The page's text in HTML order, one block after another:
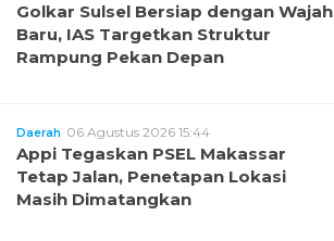
Golkar Sulsel Bersiap dengan Wajah
Baru, IAS Targetkan Struktur
Rampung Pekan Depan
Daerah 06 Agustus 2026 15:44
Appi Tegaskan PSEL Makassar
Tetap Jalan, Penetapan Lokasi
Masih Dimatangkan